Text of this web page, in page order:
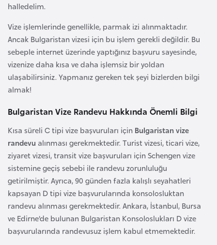
halledelim.
Vize işlemlerinde genellikle, parmak izi alınmaktadır.
Ancak Bulgaristan vizesi için bu işlem gerekli değildir. Bu
sebeple internet üzerinde yaptığınız başvuru sayesinde,
vizenize daha kısa ve daha işlemsiz bir yoldan
ulaşabilirsiniz. Yapmanız gereken tek şeyi bizlerden bilgi
almak!
Bulgaristan Vize Randevu Hakkında Önemli Bilgi
Kısa süreli C tipi vize başvuruları için Bulgaristan vize
randevu alınması gerekmektedir. Turist vizesi, ticari vize,
ziyaret vizesi, transit vize başvuruları için Schengen vize
sistemine geçiş sebebi ile randevu zorunluluğu
getirilmiştir. Ayrıca, 90 günden fazla kalışlı seyahatleri
kapsayan D tipi vize başvurularında konsolosluktan
randevu alınması gerekmektedir. Ankara, İstanbul, Bursa
ve Edirne’de bulunan Bulgaristan Konsoloslukları D vize
başvurularında randevusuz işlem kabul etmemektedir.
B
a
h
r
e
y
n
B
a
n
g
l
a
d
e
ş